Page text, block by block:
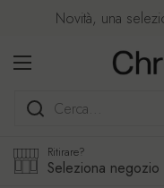
Passa ai contenutiNovità, una
Apri menu
Ritirare?
Seleziona negozio